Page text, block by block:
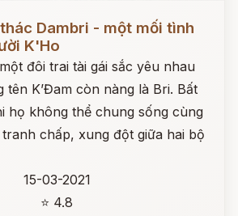
Dambri - một mối tình
K'Ho
đôi trai tài gái sắc yêu nhau
tên K’Đam còn nàng là Bri. Bất
họ không thể chung sống cùng
chấp, xung đột giữa hai bộ
15-03-2021
⭐ 4.8